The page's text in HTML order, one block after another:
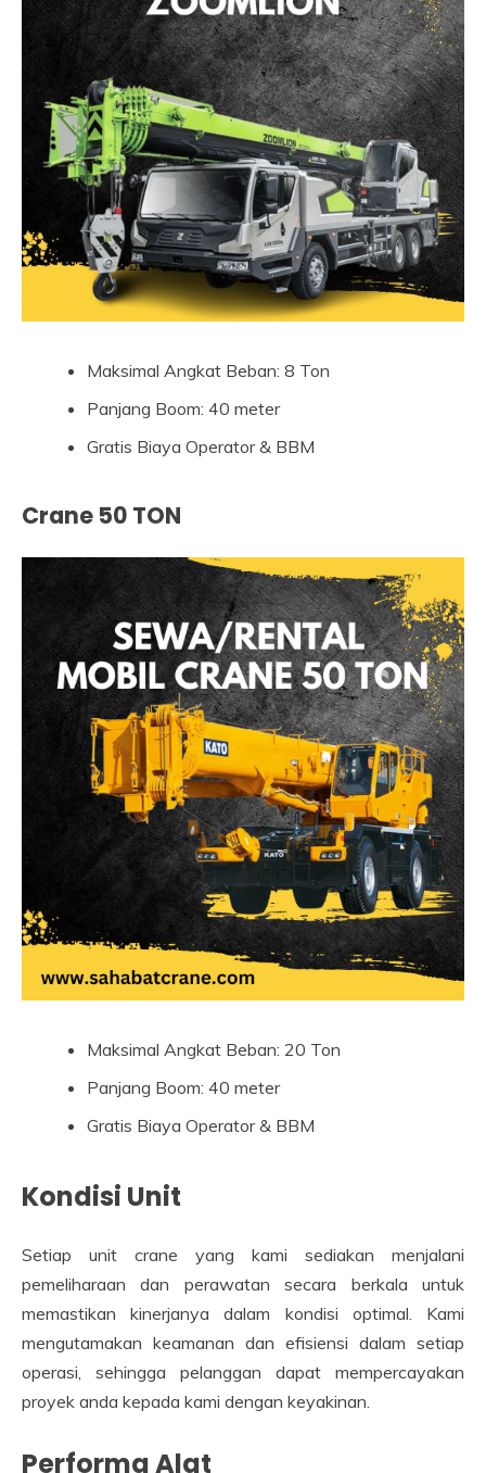
Maksimal Angkat Beban: 8 Ton
Panjang Boom: 40 meter
Gratis Biaya Operator & BBM
Crane 50 TON
Maksimal Angkat Beban: 20 Ton
Panjang Boom: 40 meter
Gratis Biaya Operator & BBM
Kondisi Unit
Setiap unit crane yang kami sediakan menjalani
pemeliharaan dan perawatan secara berkala untuk
memastikan kinerjanya dalam kondisi optimal. Kami
mengutamakan keamanan dan efisiensi dalam setiap
operasi, sehingga pelanggan dapat mempercayakan
proyek anda kepada kami dengan keyakinan.
Performa Alat